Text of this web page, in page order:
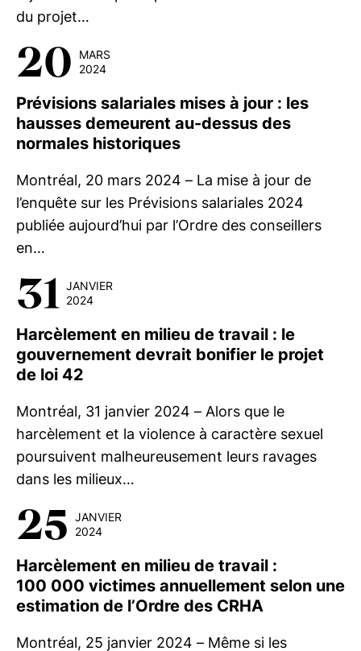
du projet…
20
MARS
2024
Prévisions salariales mises à jour : les
hausses demeurent au-dessus des
normales historiques
Montréal, 20 mars 2024 – La mise à jour de
l’enquête sur les Prévisions salariales 2024
publiée aujourd’hui par l’Ordre des conseillers
en…
31
JANVIER
2024
Harcèlement en milieu de travail : le
gouvernement devrait bonifier le projet
de loi 42
Montréal, 31 janvier 2024 – Alors que le
harcèlement et la violence à caractère sexuel
poursuivent malheureusement leurs ravages
dans les milieux…
25 JANVIER
2024
Harcèlement en milieu de travail :
100 000 victimes annuellement selon une
estimation de l’Ordre des CRHA
Montréal, 25 janvier 2024 – Même si les